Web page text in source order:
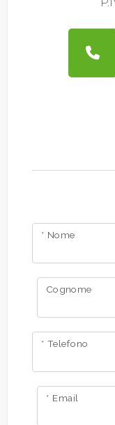
* Nome
Cognome
* Telefono
* Email
Balcone/
Nuova
Lusso